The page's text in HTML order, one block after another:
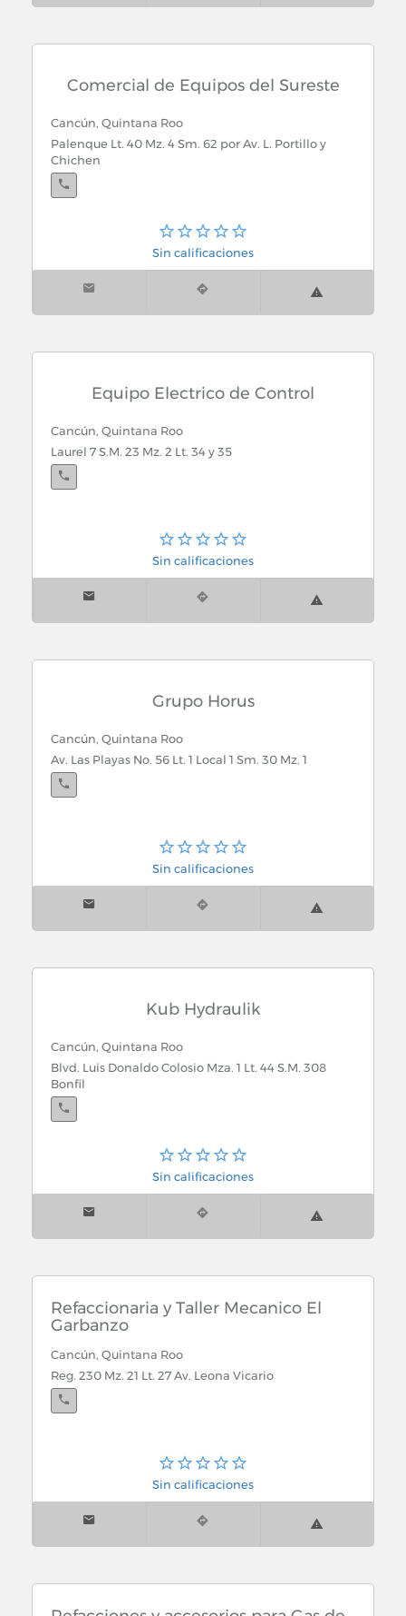
Comercial de Equipos del Sureste
Cancún, Quintana Roo
Palenque Lt. 40 Mz. 4 Sm. 62 por Av. L. Portillo y
Chichen
Sin calificaciones
Equipo Electrico de Control
Cancún, Quintana Roo
Laurel 7 S.M. 23 Mz. 2 Lt. 34 y 35
Sin calificaciones
Grupo Horus
Cancún, Quintana Roo
Av. Las Playas No. 56 Lt. 1 Local 1 Sm. 30 Mz. 1
Sin calificaciones
Kub Hydraulik
Cancún, Quintana Roo
Blvd. Luis Donaldo Colosio Mza. 1 Lt. 44 S.M. 308
Bonfil
Sin calificaciones
Refaccionaria y Taller Mecanico El
Garbanzo
Cancún, Quintana Roo
Reg. 230 Mz. 21 Lt. 27 Av. Leona Vicario
Sin calificaciones